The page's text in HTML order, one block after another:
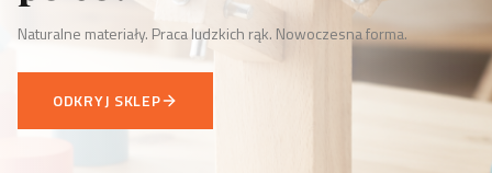
Naturalne materiały. Praca ludzkich rąk. Nowoczesna forma.